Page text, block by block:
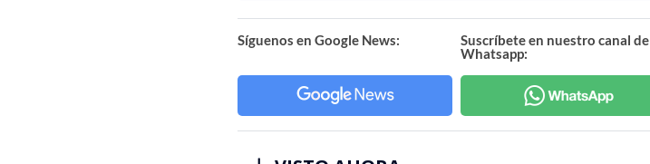
Síguenos en Google News:
Suscríbete en nuestro canal de
Whatsapp: